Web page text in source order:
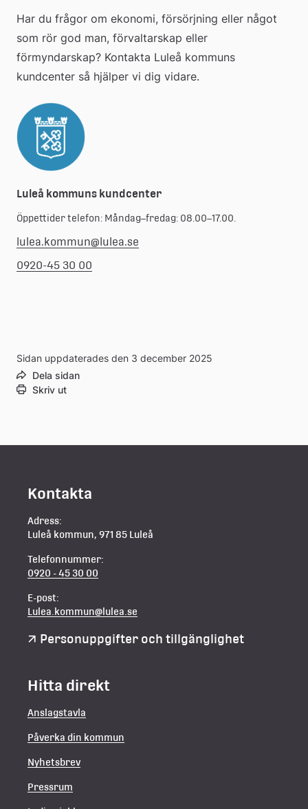
Har du frågor om ekonomi, försörjning eller något
som rör god man, förvaltarskap eller
förmyndarskap? Kontakta Luleå kommuns
kundcenter så hjälper vi dig vidare.
Luleå kommuns kundcenter
Öppettider telefon: Måndag–fredag: 08.00–17.00.
lulea.kommun@lulea.se
0920-45 30 00
Sidan uppdaterades den 3 december 2025
Dela sidan
Skriv ut
Kontakta
Adress:
Luleå kommun, 971 85 Luleå
Telefonnummer:
0920 - 45 30 00
E-post:
Lulea.kommun@lulea.se
Personuppgifter och tillgänglighet
Hitta direkt
Anslagstavla
Påverka din kommun
Nyhetsbrev
Pressrum